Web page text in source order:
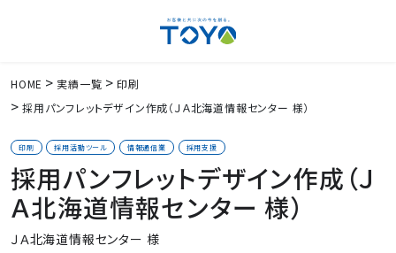
HOME 実績一覧
印刷
採用パンフレットデザイン作成（ＪＡ北海道情報センター 様）
印刷 採用活動ツール 情報通信業 採用支援
採用パンフレットデザイン作成（Ｊ
Ａ北海道情報センター 様）
ＪＡ北海道情報センター 様